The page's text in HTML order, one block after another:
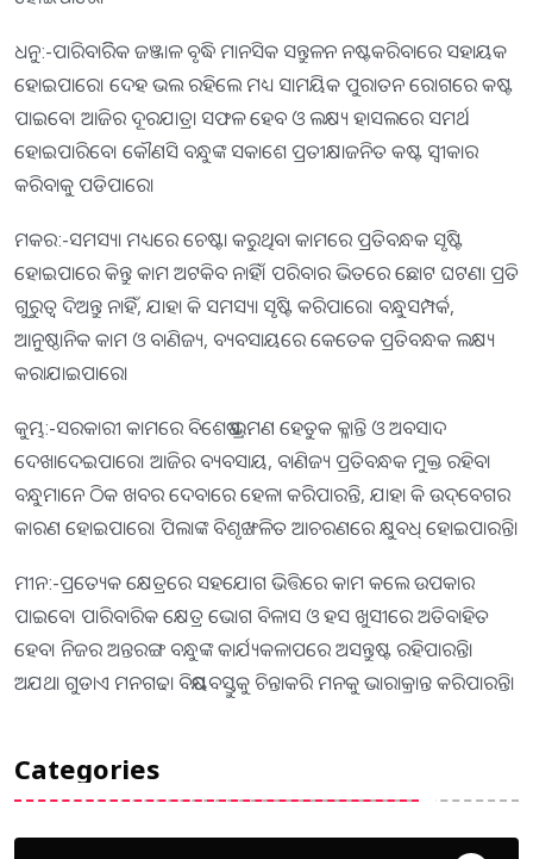
ଧନୁ:-ପାରିବାରିିକ ଜଞ୍ଜାଳ ବୃଦ୍ଧି ମାନସିକ ସନ୍ତୁଳନ ନଷ୍ଟକରିବାରେ ସହାୟକ
ହୋଇପାରେ। ଦେହ ଭଲ ରହିଲେ ମଧ୍ୟ ସାମୟିକ ପୁରାତନ ରୋଗରେ କଷ୍ଟ
ପାଇବେ। ଆଜିର ଦୂରଯାତ୍ରା ସଫଳ ହେବ ଓ ଲକ୍ଷ୍ୟ ହାସଲରେ ସମର୍ଥ
ହୋଇପାରିବେ। କୌଣସି ବନ୍ଧୁଙ୍କ ସକାଶେ ପ୍ରତୀକ୍ଷାଜନିତ କଷ୍ଟ ସ୍ବୀକାର
କରିବାକୁ ପଡିପାରେ।
ମକର:-ସମସ୍ୟା ମଧ୍ୟରେ ଚେଷ୍ଟା କରୁଥିବା କାମରେ ପ୍ରତିବନ୍ଧକ ସୃଷ୍ଟି
ହୋଇପାରେ କିନ୍ତୁ କାମ ଅଟକିବ ନାହିଁ। ପରିବାର ଭିତରେ ଛୋଟ ଘଟଣା ପ୍ରତି
ଗୁରୁତ୍ୱ ଦିଅନ୍ତୁ ନାହିଁ, ଯାହା କି ସମସ୍ୟା ସୃଷ୍ଟି କରିପାରେ। ବନ୍ଧୁସମ୍ପର୍କ,
ଆନୁଷ୍ଠାନିକ କାମ ଓ ବାଣିଜ୍ୟ, ବ୍ୟବସାୟରେ କେତେକ ପ୍ରତିବନ୍ଧକ ଲକ୍ଷ୍ୟ
କରାଯାଇପାରେ।
କୁମ୍ଭ:-ସରକାରୀ କାମରେ ବିଶେଷ ଭ୍ରମଣ ହେତୁକ କ୍ଳାନ୍ତି ଓ ଅବସାଦ
ଦେଖାଦେଇପାରେ। ଆଜିର ବ୍ୟବସାୟ, ବାଣିଜ୍ୟ ପ୍ରତିବନ୍ଧକ ମୁକ୍ତ ରହିବ।
ବନ୍ଧୁମାନେ ଠିକ ଖବର ଦେବାରେ ହେଳା କରିପାରନ୍ତି, ଯାହା କି ଉଦ୍‌ବେଗର
କାରଣ ହୋଇପାରେ। ପିଲାଙ୍କ ବିଶୃଙ୍ଖଳିତ ଆଚରଣରେ କ୍ଷୁବଧ୍‌ ହୋଇପାରନ୍ତି।
ମୀନ:-ପ୍ରତ୍ୟେକ କ୍ଷେତ୍ରରେ ସହଯୋଗ ଭିତ୍ତିରେ କାମ କଲେ ଉପକାର
ପାଇବେ। ପାରିବାରିକ କ୍ଷେତ୍ର ଭୋଗ ବିଳାସ ଓ ହସ ଖୁସୀରେ ଅତିବାହିତ
ହେବ। ନିଜର ଅନ୍ତରଙ୍ଗ ବନ୍ଧୁଙ୍କ କାର୍ଯ୍ୟକଳାପରେ ଅସନ୍ତୁଷ୍ଟ ରହିପାରନ୍ତି।
ଅଯଥା ଗୁଡାଏ ମନଗଢା ବିଷୟବସ୍ତୁକୁ ଚିନ୍ତାକରି ମନକୁ ଭାରାକ୍ରାନ୍ତ କରିପାରନ୍ତି।
Categories